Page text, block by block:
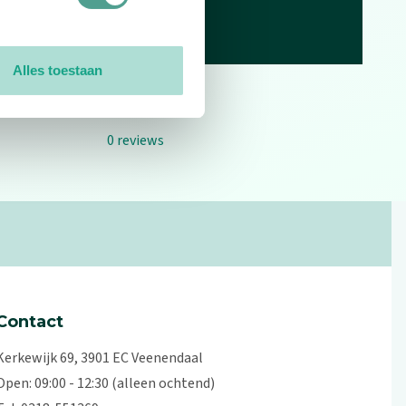
Alles toestaan
0 reviews
69, 3901 EC Veenendaal
09:00 - 12:30 (alleen ochtend)